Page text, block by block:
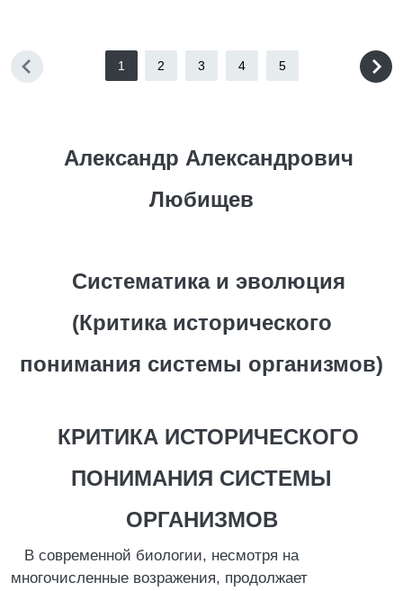
1 2 3 4 5
Александр Александрович
Любищев
Систематика и эволюция
(Критика исторического
понимания системы организмов)
КРИТИКА ИСТОРИЧЕСКОГО
ПОНИМАНИЯ СИСТЕМЫ
ОРГАНИЗМОВ
В современной биологии, несмотря на
многочисленные возражения, продолжает